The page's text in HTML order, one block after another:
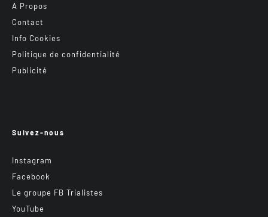
A Propos
Contact
Info Cookies
Politique de confidentialité
Publicité
Suivez-nous
Instagram
Facebook
Le groupe FB Trialistes
YouTube